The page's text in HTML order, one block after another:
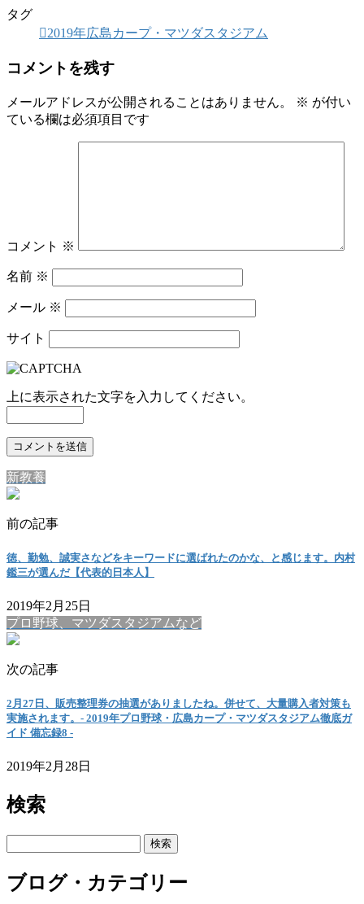
タグ
2019年広島カープ・マツダスタジアム
コメントを残す
メールアドレスが公開されることはありません。 ※ が付い
ている欄は必須項目です
コメント ※
名前 ※
メール ※
サイト
上に表示された文字を入力してください。
新教養
前の記事
徳、勤勉、誠実さなどをキーワードに選ばれたのかな、と感じます。内村
鑑三が選んだ【代表的日本人】
2019年2月25日
プロ野球、マツダスタジアムなど
次の記事
2月27日、販売整理券の抽選がありましたね。併せて、大量購入者対策も
実施されます。‐ 2019年プロ野球・広島カープ・マツダスタジアム徹底ガ
イド 備忘録8 ‐
2019年2月28日
検索
ブログ・カテゴリー